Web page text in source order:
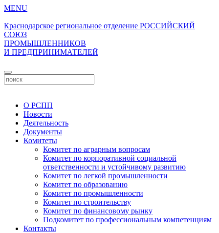
MENU
Краснодарское региональное отделение РОССИЙСКИЙ
СОЮЗ
ПРОМЫШЛЕННИКОВ
И ПРЕДПРИНИМАТЕЛЕЙ
О РСПП
Новости
Деятельность
Документы
Комитеты
Комитет по аграрным вопросам
Комитет по корпоративной социальной
ответственности и устойчивому развитию
Комитет по легкой промышленности
Комитет по образованию
Комитет по промышленности
Комитет по строительству
Комитет по финансовому рынку
Подкомитет по профессиональным компетенциям
Контакты